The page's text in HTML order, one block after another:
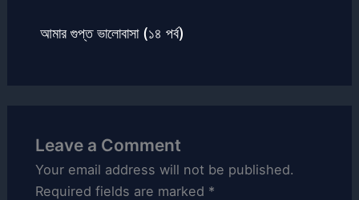
আমার গুপ্ত ভালোবাসা (১৪ পর্ব)
Leave a Comment
Your email address will not be published.
Required fields are marked *